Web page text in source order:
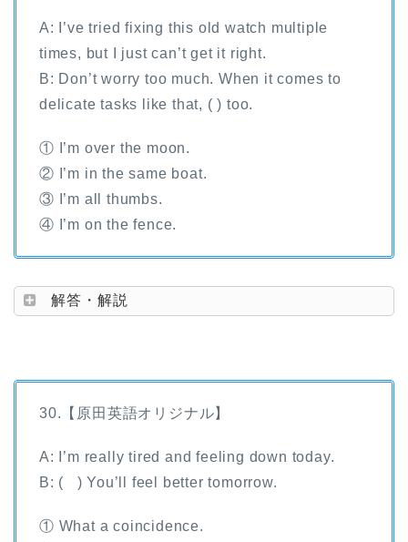
A: I’ve tried fixing this old watch multiple
times, but I just can’t get it right.
B: Don’t worry too much. When it comes to
delicate tasks like that, ( ) too.
① I’m over the moon.
② I’m in the same boat.
③ I’m all thumbs.
④ I’m on the fence.
解答・解説
30.【原田英語オリジナル】
A: I’m really tired and feeling down today.
B: ( ) You’ll feel better tomorrow.
① What a coincidence.